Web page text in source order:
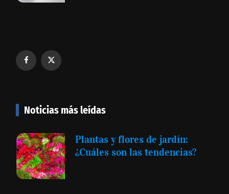
Noticias más leídas
Plantas y flores de jardín:
¿Cuáles son las tendencias?